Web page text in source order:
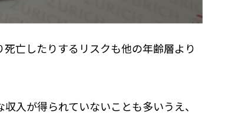
亡したりするリスクも他の年齢層より
入が得られていないことも多いうえ、